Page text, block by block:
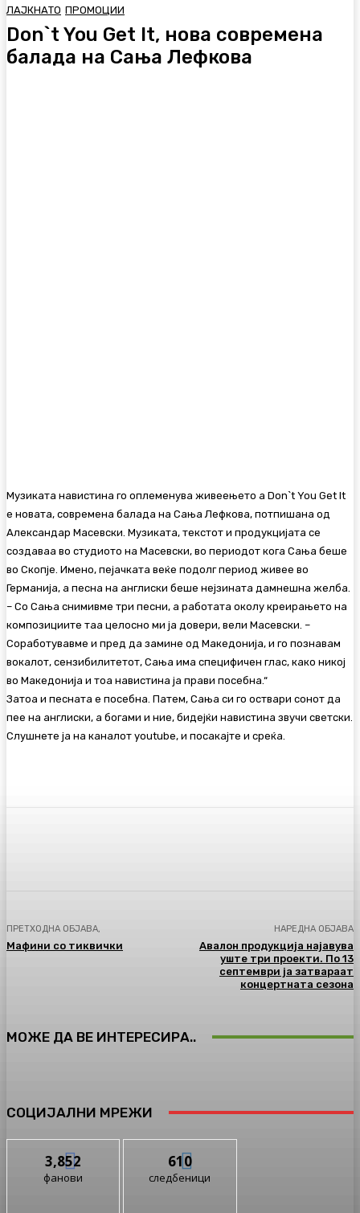
ЛАЈКНАТО ПРОМОЦИИ
Don`t You Get It, нова современа
балада на Сања Лефкова
Музиката навистина го оплеменува живеењето а Don`t You Get It
е новата, современа балада на Сања Лефкова, потпишана од
Александар Масевски. Музиката, текстот и продукцијата се
создаваа во студиото на Масевски, во периодот кога Сања беше
во Скопје. Имено, пејачката веќе подолг период живее во
Германија, а песна на англиски беше нејзината дамнешна желба.
– Со Сања снимивме три песни, а работата околу креирањето на
композициите таа целосно ми ја довери, вели Масевски. –
Соработувавме и пред да замине од Македонија, и го познавам
вокалот, сензибилитетот, Сања има специфичен глас, како никој
во Македонија и тоа навистина ја прави посебна.“
Затоа и песната е посебна. Патем, Сања си го оствари сонот да
пее на англиски, а богами и ние, бидејќи навистина звучи светски.
Слушнете ја на каналот youtube, и посакајте и среќа.
ПРЕТХОДНА ОБЈАВА,
Мафини со тиквички
НАРЕДНА ОБЈАВА
Авалон продукција најавува
уште три проекти. По 13
септември ја затвараат
концертната сезона
МОЖЕ ДА ВЕ ИНТЕРЕСИРА..
СОЦИЈАЛНИ МРЕЖИ
3,852
фанови
610
следбеници